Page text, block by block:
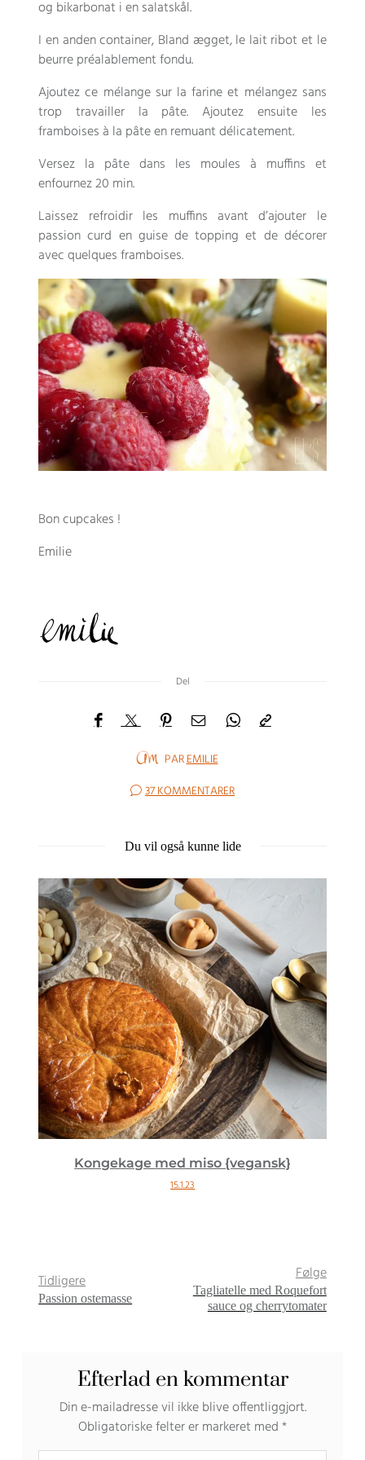
og bikarbonat i en salatskål.
I en anden container, Bland ægget,le lait ribot et le
beurre préalablement fondu.
Ajoutez ce mélange sur la farine et mélangez sans
trop travailler la pâte. Ajoutez ensuite les
framboises à la pâte en remuant délicatement.
Versez la pâte dans les moules à muffins et
enfournez20 min.
Laissez refroidir les muffins avant d’ajouter le
passion curd en guise de topping et de décorer
avec quelques framboises.
Bon cupcakes !
Emilie
Del
PAREMILIE
37 KOMMENTARER
Du vil også kunne lide
Kongekage med miso {vegansk}
15.1.23
Tidligere
Passion ostemasse
Følge
Tagliatelle med Roquefort
sauce og cherrytomater
Efterlad en kommentar
Din e-mailadresse vil ikke blive offentliggjort.
Obligatoriske felter er markeret med*